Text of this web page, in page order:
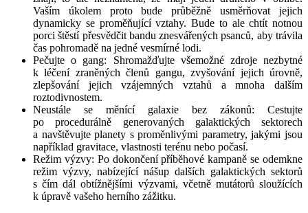
Vaším úkolem proto bude průběžně usměrňovat jejich
dynamicky se proměňující vztahy. Bude to ale chtít notnou
porci štěstí přesvědčit bandu znesvářených psanců, aby trávila
čas pohromadě na jedné vesmírné lodi.
Pečujte o gang: Shromažďujte všemožné zdroje nezbytné
k léčení zraněných členů gangu, zvyšování jejich úrovně,
zlepšování jejich vzájemných vztahů a mnoha dalším
roztodivnostem.
Neustále se měnící galaxie bez zákonů: Cestujte
po procedurálně generovaných galaktických sektorech
a navštěvujte planety s proměnlivými parametry, jakými jsou
například gravitace, vlastnosti terénu nebo počasí.
Režim výzvy: Po dokončení příběhové kampaně se odemkne
režim výzvy, nabízející nášup dalších galaktických sektorů
s čím dál obtížnějšími výzvami, včetně mutátorů sloužících
k úpravě vašeho herního zážitku.